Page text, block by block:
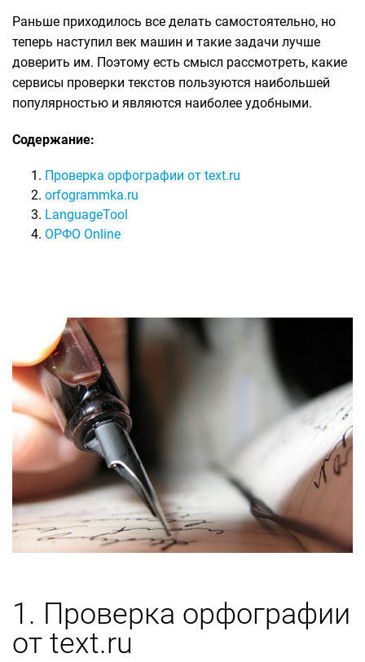
Раньше приходилось все делать самостоятельно, но
теперь наступил век машин и такие задачи лучше
доверить им. Поэтому есть смысл рассмотреть, какие
сервисы проверки текстов пользуются наибольшей
популярностью и являются наиболее удобными.
Содержание:
Проверка орфографии от text.ru
orfogrammka.ru
LanguageTool
ОРФО Online
1. Проверка орфографии
от text.ru